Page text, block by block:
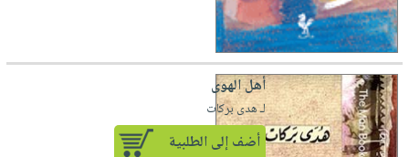
أهل الهوى
لـ هدى بركات
أضف إلى الطلبية